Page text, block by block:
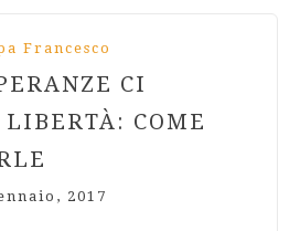
Francesco
CI
COME
2017